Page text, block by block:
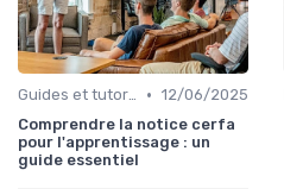
Guides et tutoriels • 12/06/2025
Comprendre la notice cerfa
pour l'apprentissage : un
guide essentiel